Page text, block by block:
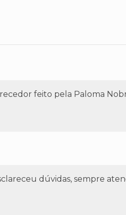
feito pela Paloma
dúvidas, sempre